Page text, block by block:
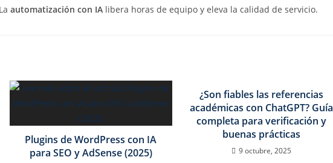
automatización con IA libera horas de equipo y eleva la calidad de servicio.
Plugins de WordPress con IA
para SEO y AdSense (2025)
¿Son fiables las referencias
académicas con ChatGPT? Guía
completa para verificación y
buenas prácticas
9 octubre, 2025